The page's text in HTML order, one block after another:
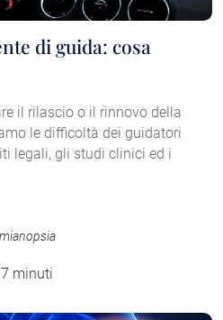
di guida: cosa
il rilascio o il rinnovo della
le difficoltà dei guidatori
legali, gli studi clinici ed i
7 minuti